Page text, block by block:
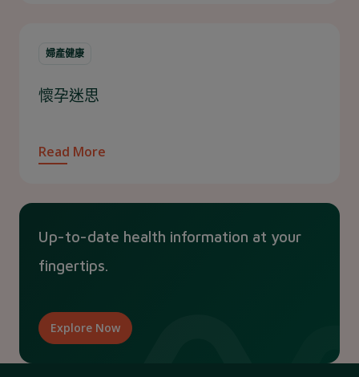
婦產健康
懷孕迷思
Read More
Up-to-date health information at your
fingertips.
Explore Now